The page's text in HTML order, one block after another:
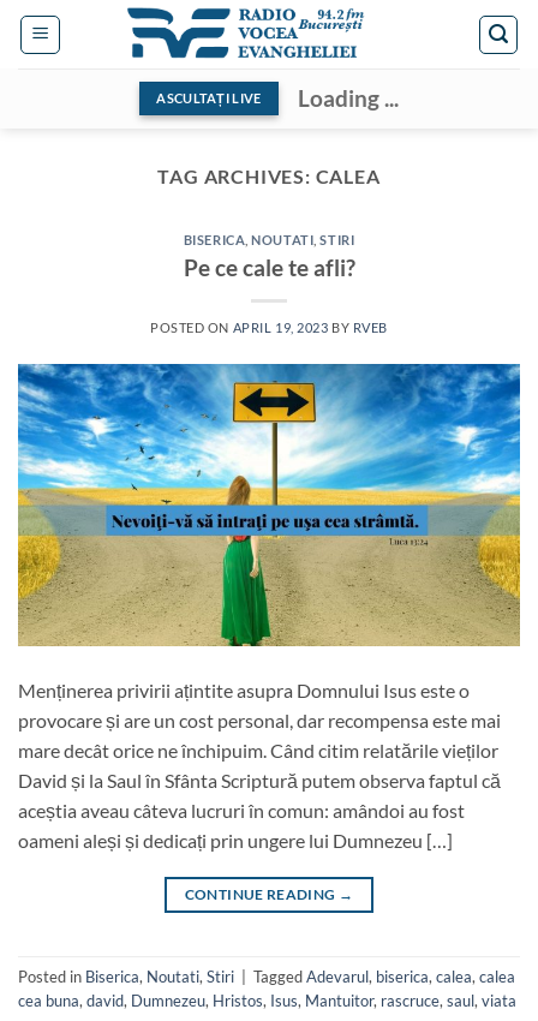
Skip
ASCULTAȚI LIVE Loading ...
TAG ARCHIVES: CALEA
BISERICA ,NOUTATI ,STIRI
Pe ce cale te afli?
POSTED ON APRIL 19, 2023 BY RVEB
Menținerea privirii ațintite asupra Domnului Isus este o
provocare și are un cost personal, dar recompensa este mai
mare decât orice ne închipuim. Când citim relatările vieților
David și la Saul în Sfânta Scriptură putem observa faptul că
aceștia aveau câteva lucruri în comun: amândoi au fost
oameni aleși și dedicați prin ungere lui Dumnezeu […]
CONTINUE READING →
Posted in Biserica, Noutati, Stiri TaggedAdevarul, biserica, calea, calea
cea buna, david, Dumnezeu, Hristos, Isus, Mantuitor, rascruce, saul, viata